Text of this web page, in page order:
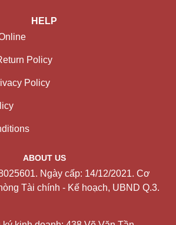
HELP
Policy
Policy
ABOUT US
Ngày cấp: 14/12/2021. Cơ
Tài chính - Kế hoạch, UBND Q.3.